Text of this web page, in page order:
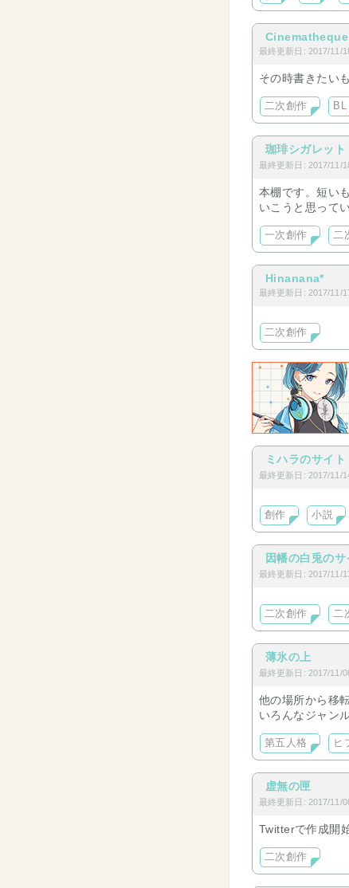
Cinematheque
最終更新日: 2017/11/
その時書きたい
二次創作 BL
珈琲シガレット
最終更新日: 2017/11/
本棚です。短い
いこうと思って
一次創作 二
Hinanana*
最終更新日: 2017/11/
二次創作
ミハラのサイト
最終更新日: 2017/11/
創作 小説
因幡の白兎のサ
最終更新日: 2017/11/
二次創作 二
薄氷の上
最終更新日: 2017/11/
他の場所から移
いろんなジャン
第五人格 ヒ
虚無の匣
最終更新日: 2017/11/
Twitterで作成開
二次創作